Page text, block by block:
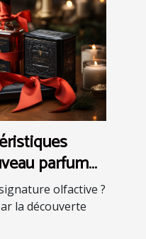
parfum
toilette et
olfactive ?
la découverte